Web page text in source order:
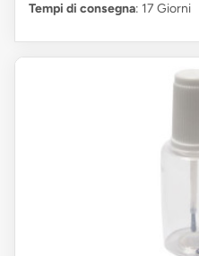
Tempi di consegna: 17 Giorni